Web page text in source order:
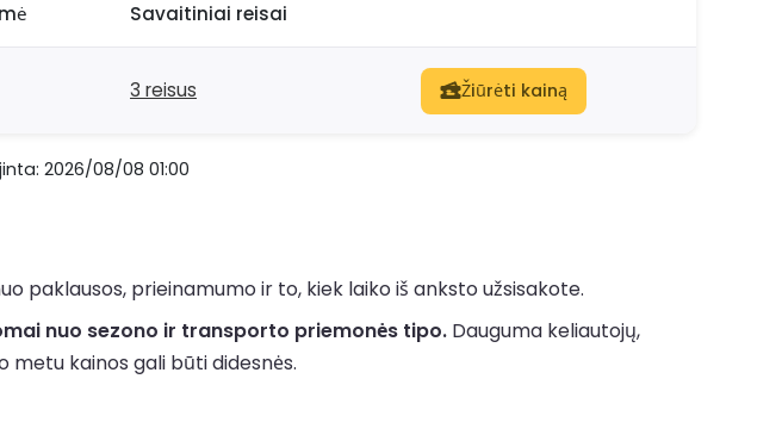
Savaitiniai reisai
3 reisus Žiūrėti kainą
2026/08/08 01:00
paklausos, prieinamumo ir to, kiek laiko iš anksto užsisakote.
nuo sezono ir transporto priemonės tipo. Dauguma keliautojų,
metu kainos gali būti didesnės.